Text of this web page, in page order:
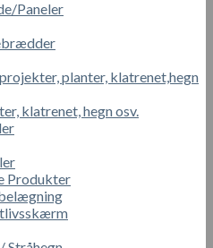
Paneler
planter, klatrenet,hegn
klatrenet, hegn osv.
Produkter